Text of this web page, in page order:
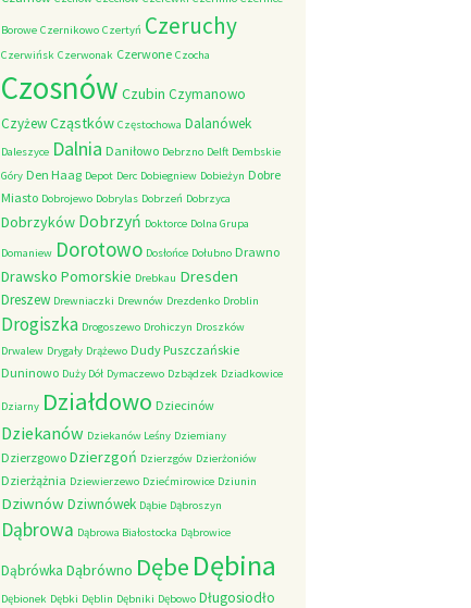
Borowe Czernikowo Czertyń Czeruchy
Czerwińsk Czerwonak Czerwone Czocha
Czosnów Czubin Czymanowo
CzyżewCząstków Częstochowa Dalanówek
Daleszyce Dalnia Daniłowo Debrzno Delft Dembskie
Góry Den Haag Depot Derc Dobiegniew Dobieżyn Dobre
Miasto Dobrojewo Dobrylas Dobrzeń Dobrzyca
Dobrzyków Dobrzyń Doktorce Dolna Grupa
Domaniew Dorotowo Dosłońce Dołubno Drawno
Drawsko Pomorskie Drebkau Dresden
Dreszew Drewniaczki Drewnów Drezdenko Droblin
Drogiszka Drogoszewo Drohiczyn Droszków
Drwalew Drygały Drążewo Dudy Puszczańskie
Duninowo Duży Dół Dymaczewo Dzbądzek Dziadkowice
Dziarny Działdowo Dziecinów
Dziekanów Dziekanów Leśny Dziemiany
Dzierzgowo Dzierzgoń Dzierzgów Dzierżoniów
Dzierżążnia Dziewierzewo Dziećmirowice Dziunin
DziwnówDziwnówek Dąbie Dąbroszyn
Dąbrowa Dąbrowa Białostocka Dąbrowice
Dąbrówka Dąbrówno Dębe Dębina
Dębionek Dębki Dęblin Dębniki Dębowo Długosiodło